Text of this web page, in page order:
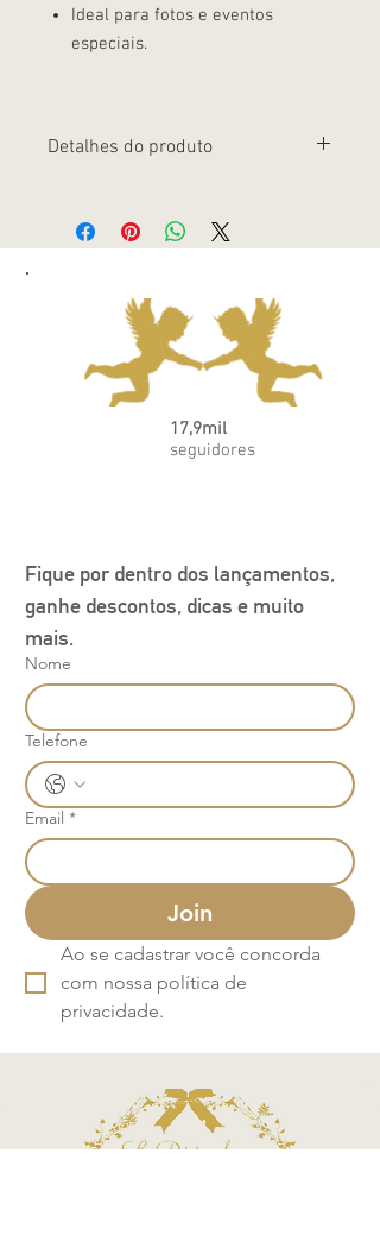
Ideal para fotos e eventos
especiais.
Detalhes do produto
verão com nosso Banho de sol listrado
amarelo moranguinhos! Feito com
para dias quentes e ensolarados. O
padrão listrado amarelo e os detalhes de
moranguinhos dão um toque divertido e
alegre à peça, tornando-a perfeita para
fotos de família e eventos especiais.
Além disso, o tecido leve e confortável
17,9mil
seguidores
Fique por dentro dos lançamentos,
ganhe descontos, dicas e muito
mais.
Nome
Telefone
Email *
Join
Ao se cadastrar você concorda
com nossa política de
privacidade.